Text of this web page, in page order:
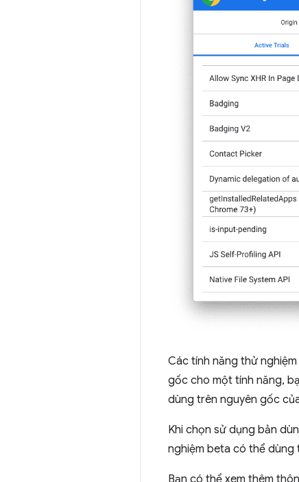
Các tính năng thử
gốc cho một tính năng,
dùng trên nguyên gốc
Khi chọn sử dụng bản
nghiệm beta có thể